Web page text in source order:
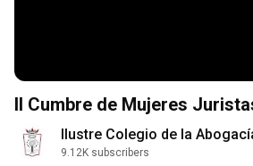
II Cumbre de Mujeres
Ilustre Colegio de la
9.12K subscribers